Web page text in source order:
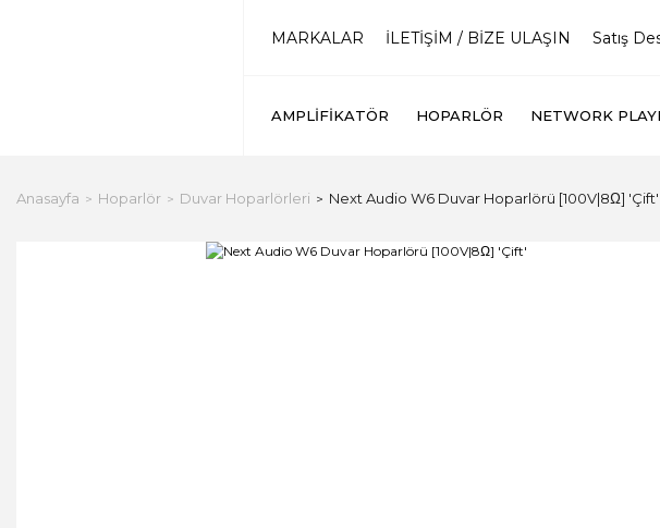
MARKALAR İLETİŞİM / BİZE ULAŞIN Satış
AMPLIFIKATÖR HOPARLÖR NETWORK
Anasayfa Hoparlör Duvar Hoparlörleri Next Audio W6 Duvar Hoparlörü [100V|8Ω] 'Çift'